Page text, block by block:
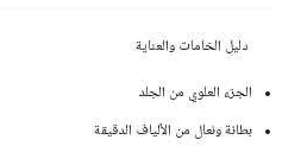
دليل الخامات والعناية
الجزء العلوي من الجلد
بطانة ونعال من الألياف الدقيقة